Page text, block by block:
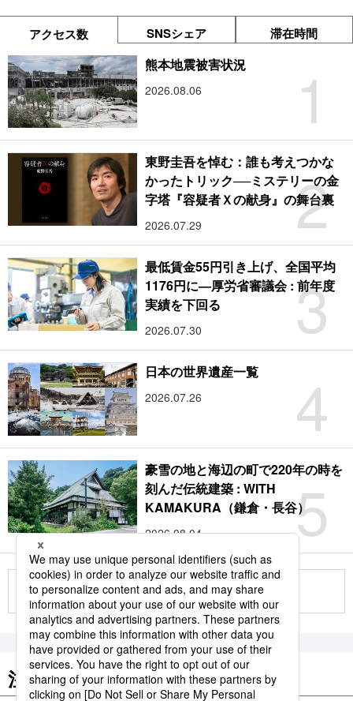
アクセス数 SNSシェア 滞在時間
1
熊本地震被害状況
2026.08.06
2
東野圭吾を悼む：誰も考えつかな
かったトリック──ミステリーの金
字塔『容疑者Ｘの献身』の舞台裏
2026.07.29
3
最低賃金55円引き上げ、全国平均
1176円に―厚労省審議会 : 前年度
実績を下回る
2026.07.30
4
日本の世界遺産一覧
2026.07.26
5
豪雪の地と海辺の町で220年の時を
刻んだ伝統建築 : WITH
KAMAKURA（鎌倉・長谷）
2026.08.04
もっと見る
注目のキーワード